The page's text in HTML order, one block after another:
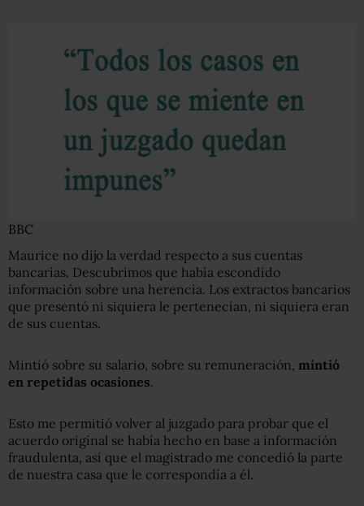
BBC
Maurice no dijo la verdad respecto a sus cuentas
bancarias. Descubrimos que había escondido
información sobre una herencia. Los extractos bancarios
que presentó ni siquiera le pertenecían, ni siquiera eran
de sus cuentas.
Mintió sobre su salario, sobre su remuneración, mintió
en repetidas ocasiones.
Esto me permitió volver al juzgado para probar que el
acuerdo original se había hecho en base a información
fraudulenta, así que el magistrado me concedió la parte
de nuestra casa que le correspondía a él.